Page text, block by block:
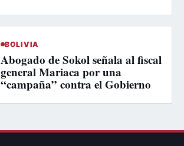
BOLIVIA
Abogado de Sokol señala al fiscal
general Mariaca por una
“campaña” contra el Gobierno